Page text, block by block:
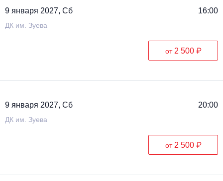
9 января 2027, Сб 16:00
ДК им. Зуева
от 2 500 ₽
9 января 2027, Сб 20:00
ДК им. Зуева
от 2 500 ₽